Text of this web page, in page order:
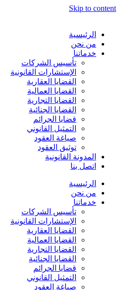
Skip to content
الرئيسية
من نحن
خدماتنا
تأسيس الشركات
الإستشارات القانونية
القضايا العقارية
القضايا العمالية
القضايا التجارية
القضايا الجنائية
قضايا الجرائم
التمثيل القانوني
صياغة العقود
توثيق العقود
المدونة القانونية
اتصل بنا
الرئيسية
من نحن
خدماتنا
تأسيس الشركات
الإستشارات القانونية
القضايا العقارية
القضايا العمالية
القضايا التجارية
القضايا الجنائية
قضايا الجرائم
التمثيل القانوني
صياغة العقود